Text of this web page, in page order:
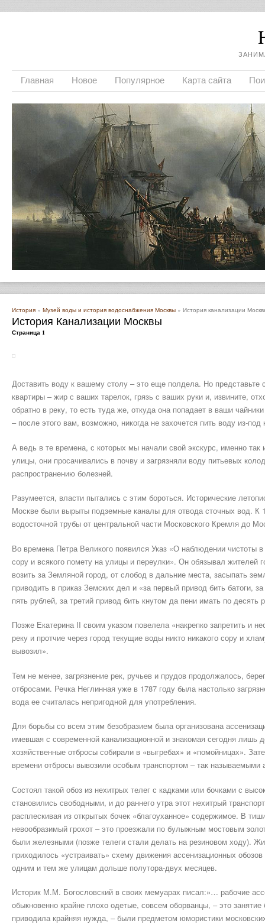
Главная Новое Популярное Карта сайта
История » Музей воды и история водоснабжения Москвы » История канализации
История Канализации Москвы
Страница 1
Доставить воду к вашему столу – это еще полдела. Но представьте
квартиры – жир с ваших тарелок, грязь с ваших руки и, извините,
обратно в реку, то есть туда же, откуда она попадает в ваши
– после этого вам, возможно, никогда не захочется пить воду из-под
А ведь в те времена, с которых мы начали свой экскурс, именно
улицы, они просачивались в почву и загрязняли воду питьевых
распространению болезней.
Разумеется, власти пытались с этим бороться. Исторические
Москве были вырыты подземные каналы для отвода сточных вод. К
водосточной трубы от центральной части Московского Кремля до
Во времена Петра Великого появился Указ «О наблюдении чистоты
сору и всякого помету на улицы и переулки». Он обязывал жителей
возить за Земляной город, от слобод в дальние места, засыпать
приводить в приказ Земских дел и «за первый привод бить батоги,
пять рублей, за третий привод бить кнутом да пени имать по
Позже Екатерина II своим указом повелела «накрепко запретить и
реку и протчие через город текущие воды никто никакого сору и
вывозил».
Тем не менее, загрязнение рек, ручьев и прудов продолжалось,
отбросами. Речка Неглинная уже в 1787 году была настолько
вода ее считалась непригодной для употребления.
Для борьбы со всем этим безобразием была организована
имевшая с современной канализационной и знакомая сегодня лишь
хозяйственные отбросы собирали в «выгребах» и «помойницах».
времени отбросы вывозили особым транспортом – так называемыми
Состоял такой обоз из нехитрых телег с кадками или бочками с
становились свободными, и до раннего утра этот нехитрый
расплескивая из открытых бочек «благоуханное» содержимое. В
невообразимый грохот – это проезжали по булыжным мостовым
были железными (позже телеги стали делать на резиновом ходу).
приходилось «устраивать» схему движения ассенизационных
одним и тем же улицам дольше полутора-двух месяцев.
Историк М.М. Богословский в своих мемуарах писал:»… рабочие
обыкновенно крайне плохо одетые, совсем оборванцы, – это
приводила крайняя нужда, – были предметом юмористики